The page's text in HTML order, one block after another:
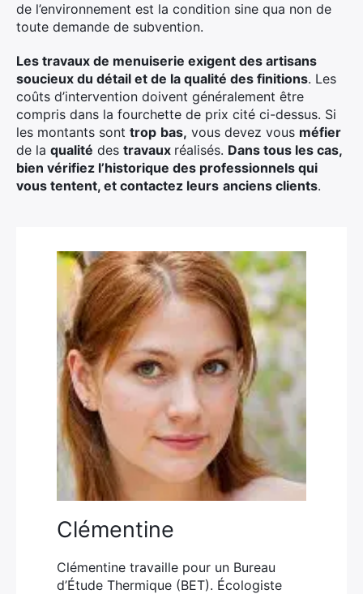
de l’environnement est la condition sine qua non de
toute demande de subvention.
Les travaux de menuiserie exigent des artisans
soucieux du détail et de la qualité des finitions. Les
coûts d’intervention doivent généralement être
compris dans la fourchette de prix cité ci-dessus. Si
les montants sont trop bas, vous devez vous méfier
de la qualité des travaux réalisés. Dans tous les cas,
bien vérifiez l’historique des professionnels qui
vous tentent, et contactez leurs anciens clients.
Clémentine
Clémentine travaille pour un Bureau
d’Étude Thermique (BET). Écologiste